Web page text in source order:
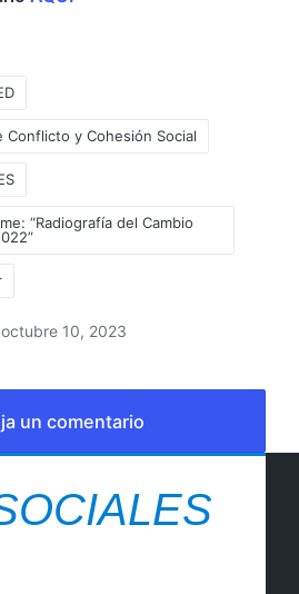
y Cohesión Social
“Radiografía del Cambio
10, 2023
un comentario